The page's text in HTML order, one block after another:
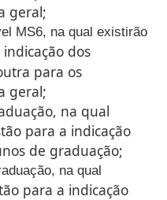
geral;
MS6, na qual existirão
dos
para os
geral;
na qual
para a indicação
de graduação;
na qual
para a indicação